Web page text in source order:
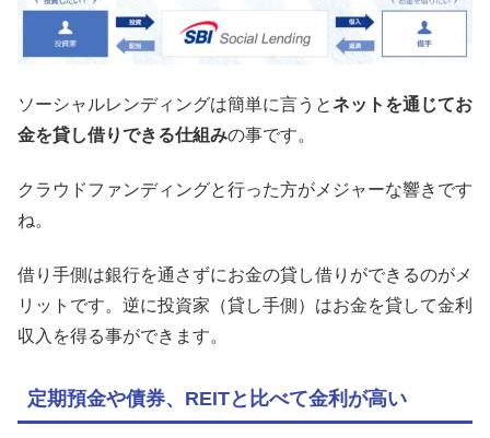
ソーシャルレンディングは簡単に言うとネットを通じてお
金を貸し借りできる仕組みの事です。
クラウドファンディングと行った方がメジャーな響きです
ね。
借り手側は銀行を通さずにお金の貸し借りができるのがメ
リットです。逆に投資家（貸し手側）はお金を貸して金利
収入を得る事ができます。
定期預金や債券、REITと比べて金利が高い